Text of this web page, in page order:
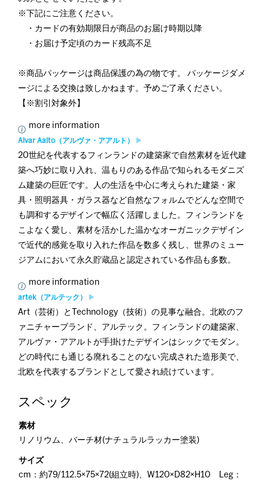
※下記にご注意ください。
・カードの有効期限日が商品のお届け時期以降
・お届け予定頃のカード残高不足
※商品パッケージは商品保護の為の物です。 パッケージダメ
ージによる交換は致しかねます。予めご了承ください。
【※割引対象外】
more information
Alvar Aalto（アルヴァ・アアルト）
20世紀を代表するフィンランドの建築家で自然素材を近代建
築へ巧妙に取り入れ、温もりのある作品で知られるモダニズ
ム建築の巨匠です。人の生活を中心に考えられた建築・家
具・照明器具・ガラス器など自然なフォルムでどんな空間で
も調和するデザインで幅広く活躍しました。フィンランドを
こよなく愛し、素材を活かした温かなオーガニックデザイン
で近代的感覚を取り入れた作品を数多く残し、世界のミュー
ジアムにおいて永久貯蔵品と認定されている作品も多数。
more information
artek（アルテック）
Art（芸術）とTechnology（技術）の見事な融合。北欧のフ
ァニチャーブランド、アルテック。フィンランドの建築家、
アルヴァ・アアルトが手掛けたデザインはシックでモダン。
どの時代にも通じる廃れることのない完成された造形美で、
北欧を代表するブランドとして愛され続けています。
スペック
素材
リノリウム、バーチ材(ナチュラルラッカー塗装)
サイズ
cm：約79/112.5×75×72(組立時)、W120×D82×H10 Leg：